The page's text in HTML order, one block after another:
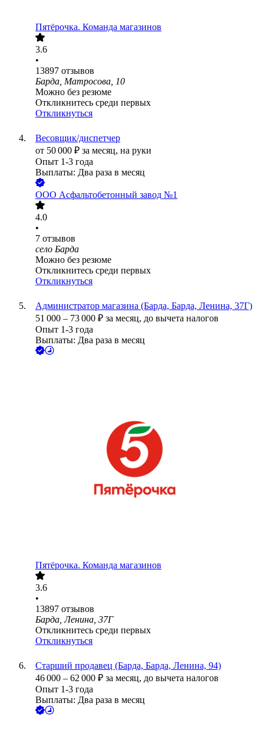
Пятёрочка. Команда магазинов
3.6
•
13897 отзывов
Барда, Матросова, 10
Можно без резюме
Откликнитесь среди первых
Откликнуться
Весовщик/диспетчер
от 50 000 ₽ за месяц, на руки
Опыт 1-3 года
Выплаты: Два раза в месяц
ООО Асфальтобетонный завод №1
4.0
•
7 отзывов
село Барда
Можно без резюме
Откликнитесь среди первых
Откликнуться
Администратор магазина (Барда, Барда, Ленина, 37Г)
51 000 – 73 000 ₽ за месяц, до вычета налогов
Опыт 1-3 года
Выплаты: Два раза в месяц
Пятёрочка. Команда магазинов
3.6
•
13897 отзывов
Барда, Ленина, 37Г
Откликнитесь среди первых
Откликнуться
Старший продавец (Барда, Барда, Ленина, 94)
46 000 – 62 000 ₽ за месяц, до вычета налогов
Опыт 1-3 года
Выплаты: Два раза в месяц